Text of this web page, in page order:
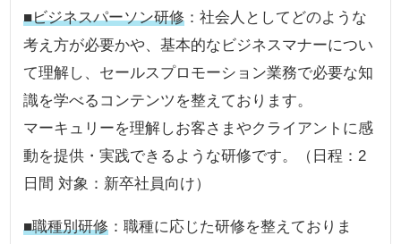
■ビジネスパーソン研修 ：社会人としてどのような
考え方が必要かや、基本的なビジネスマナーについ
て理解し、セールスプロモーション業務で必要な知
識を学べるコンテンツを整えております。
マーキュリーを理解しお客さまやクライアントに感
動を提供・実践できるような研修です。（日程：2
日間 対象：新卒社員向け）
■職種別研修 ：職種に応じた研修を整えておりま